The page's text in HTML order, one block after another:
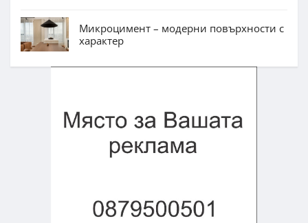
Микроцимент – модерни повърхности с
характер